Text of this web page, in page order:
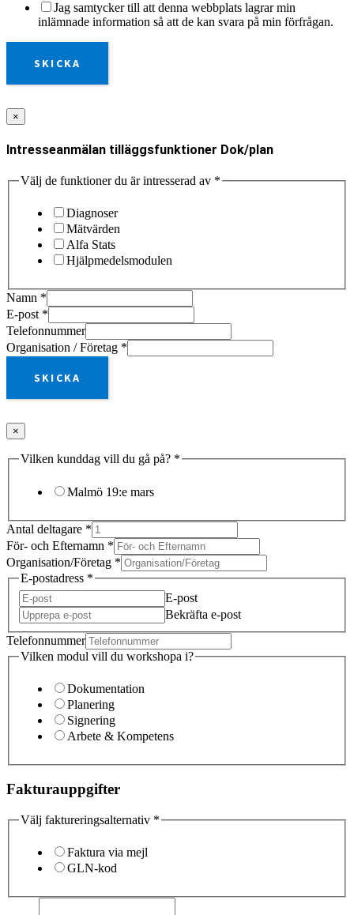
Jag samtycker till att denna webbplats lagrar min
inlämnade information så att de kan svara på min förfrågan.
SKICKA
×
Intresseanmälan tilläggsfunktioner Dok/plan
Välj de funktioner du är intresserad av *
Diagnoser
Mätvärden
Alfa Stats
Hjälpmedelsmodulen
Namn *
E-post *
Telefonnummer
Organisation / Företag *
SKICKA
×
Vilken kunddag vill du gå på? *
Malmö 19:e mars
Antal deltagare *
För- och Efternamn *
Organisation/Företag *
E-postadress *
E-post
Bekräfta e-post
Telefonnummer
Vilken modul vill du workshopa i?
Dokumentation
Planering
Signering
Arbete & Kompetens
Fakturauppgifter
Välj faktureringsalternativ *
Faktura via mejl
GLN-kod